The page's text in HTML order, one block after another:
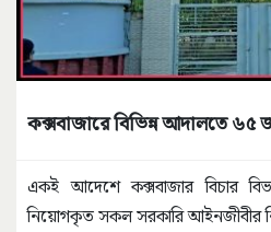
কক্সবাজারে বিভিন্ন আদালতে ৬৫
একই আদেশে কক্সবাজার বিচার
নিয়োগকৃত সকল সরকারি আইনজীবীর